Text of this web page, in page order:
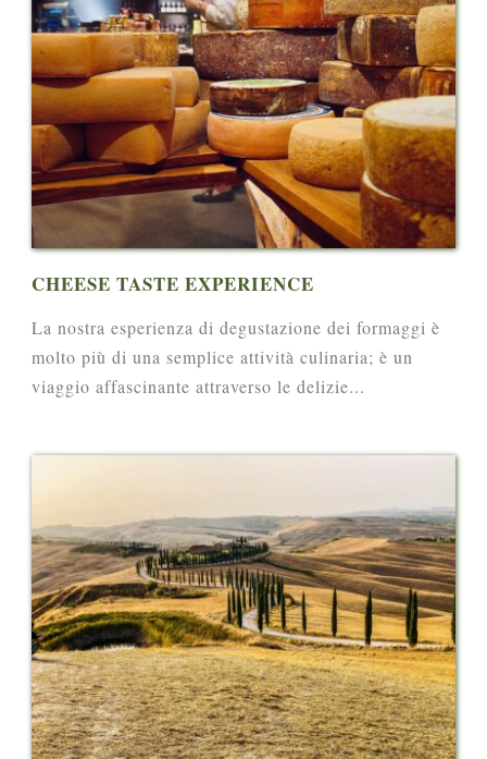
CHEESE TASTE EXPERIENCE
La nostra esperienza di degustazione dei formaggi è
molto più di una semplice attività culinaria; è un
viaggio affascinante attraverso le delizie...